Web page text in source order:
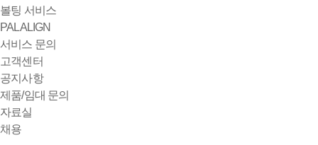
볼팅 서비스
PALALIGN
서비스 문의
고객센터
공지사항
제품/임대 문의
자료실
채용